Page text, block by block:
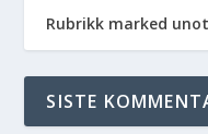
Rubrikk marked
SISTE